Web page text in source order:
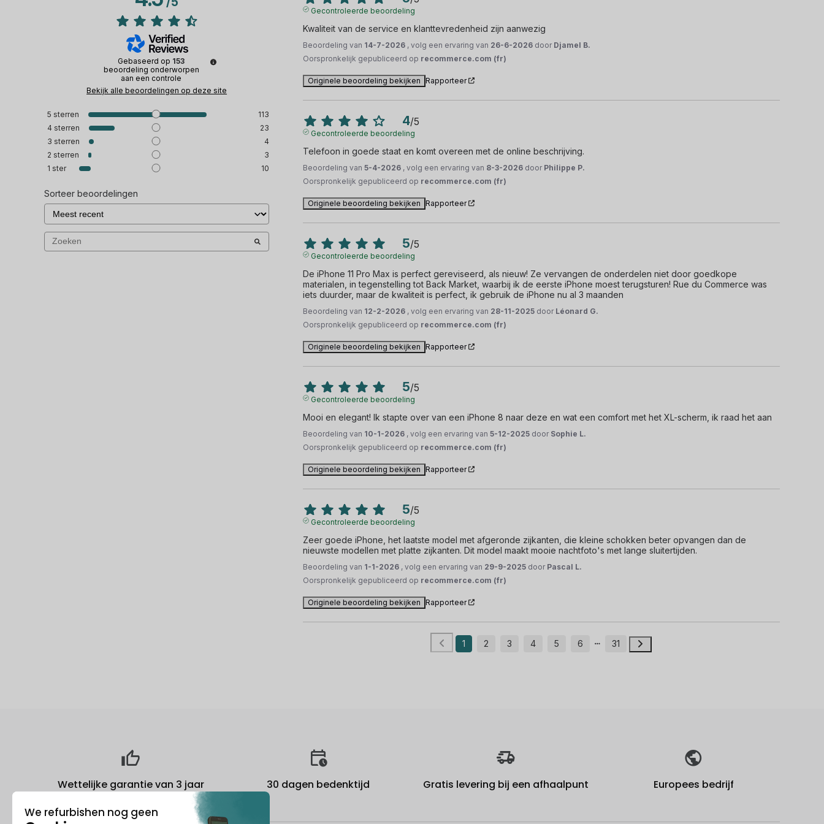
Gebaseerd op 153
beoordeling onderworpen
aan een controle
Bekijk alle beoordelingen op deze site
5 sterren
113
4 sterren
23
3 sterren
4
2 sterren
3
1 ster 10
Sorteer beoordelingen
Gecontroleerde beoordeling
Kwaliteit van de service en klanttevredenheid zijn aanwezig
Beoordeling van 14-7-2026 , volg een ervaring van 26-6-2026 door Djamel B.
Oorspronkelijk gepubliceerd op recommerce.com (fr)
Originele beoordeling bekijken Rapporteer
4/5
Gecontroleerde beoordeling
Telefoon in goede staat en komt overeen met de online beschrijving.
Beoordeling van5-4-2026 , volg een ervaring van 8-3-2026 door Philippe P.
Oorspronkelijk gepubliceerd op recommerce.com (fr)
Originele beoordeling bekijken Rapporteer
5/5
Gecontroleerde beoordeling
De iPhone 11 Pro Max is perfect gereviseerd, als nieuw! Ze vervangen de onderdelen niet door goedkope
materialen, in tegenstelling tot Back Market, waarbij ik de eerste iPhone moest terugsturen! Rue du Commerce was
iets duurder, maar de kwaliteit is perfect, ik gebruik de iPhone nu al 3 maanden
Beoordeling van 12-2-2026 , volg een ervaring van 28-11-2025 door Léonard G.
Oorspronkelijk gepubliceerd op recommerce.com (fr)
Originele beoordeling bekijken Rapporteer
5/5
Gecontroleerde beoordeling
Mooi en elegant! Ik stapte over van een iPhone 8 naar deze en wat een comfort met het XL-scherm, ik raad het aan
Beoordeling van 10-1-2026 , volg een ervaring van5-12-2025 door Sophie L.
Oorspronkelijk gepubliceerd op recommerce.com (fr)
Originele beoordeling bekijken Rapporteer
5/5
Gecontroleerde beoordeling
Zeer goede iPhone, het laatste model met afgeronde zijkanten, die kleine schokken beter opvangen dan de
nieuwste modellen met platte zijkanten. Dit model maakt mooie nachtfoto's met lange sluitertijden.
Beoordeling van 1-1-2026 , volg een ervaring van 29-9-2025 door Pascal L.
Oorspronkelijk gepubliceerd op recommerce.com (fr)
Originele beoordeling bekijken Rapporteer
1 2 3 4 5 6 31
Wettelijke garantie van 3 jaar 30 dagen bedenktijd Gratis levering bij een afhaalpunt Europees bedrijf